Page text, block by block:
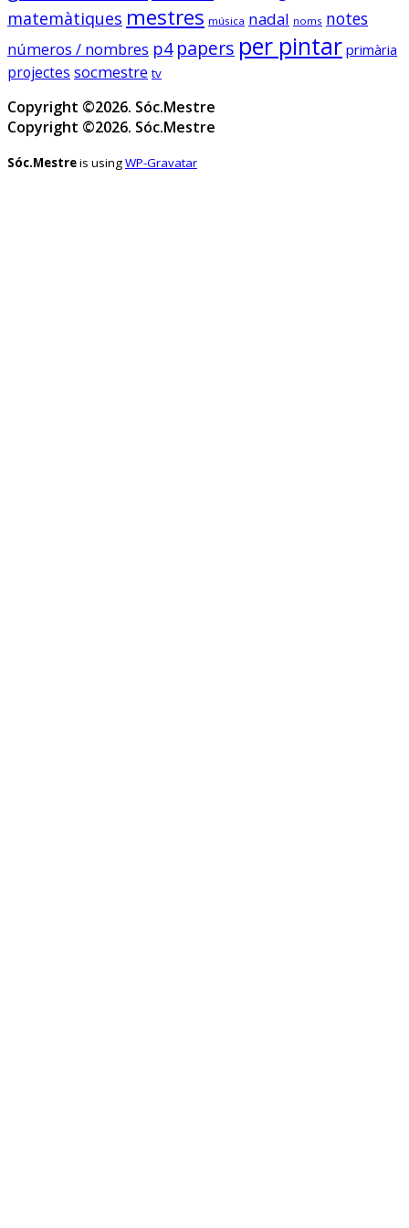
socmestre.cat
Mapa de centres públics
primària i secundària –
Sóc.Mestre
@socmestre.bsky.social
matemàtiques mestres música nadal noms notes
números / nombres p4 papers per pintar primària
projectes socmestre tv
Copyright ©2026. Sóc.Mestre
Copyright ©2026. Sóc.Mestre
Sóc.Mestreis usingWP-Gravatar